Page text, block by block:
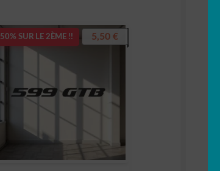
50% SUR LE 2ÈME !! 5,50 €